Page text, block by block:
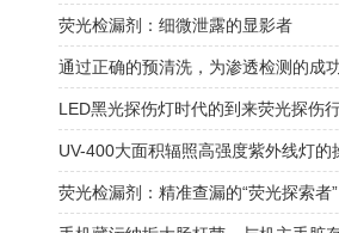
荧光检漏剂：细微泄露的显影者
荧光检漏剂：精准查漏的“荧光探索者”